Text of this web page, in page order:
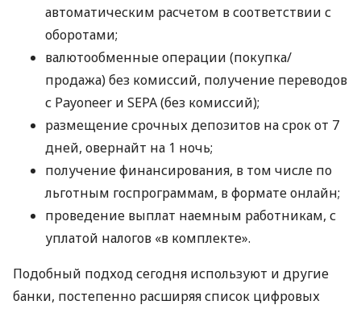
автоматическим расчетом в соответствии с
оборотами;
валютообменные операции (покупка/
продажа) без комиссий, получение переводов
с Payoneer и SEPA (без комиссий);
размещение срочных депозитов на срок от 7
дней, овернайт на 1 ночь;
получение финансирования, в том числе по
льготным госпрограммам, в формате онлайн;
проведение выплат наемным работникам, с
уплатой налогов «в комплекте».
Подобный подход сегодня используют и другие
банки, постепенно расширяя список цифровых